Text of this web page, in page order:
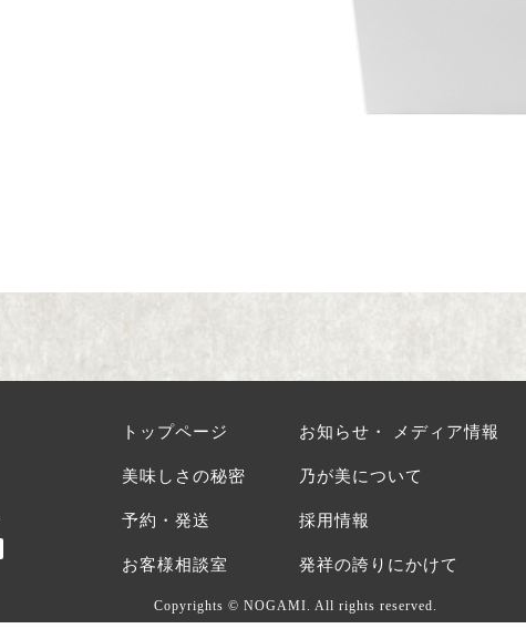
トップページ お知らせ・ メディア情報
美味しさの秘密 乃が美について
予約・発送 採用情報
お客様相談室 発祥の誇りにかけて
Copyrights © NOGAMI. All rights reserved.